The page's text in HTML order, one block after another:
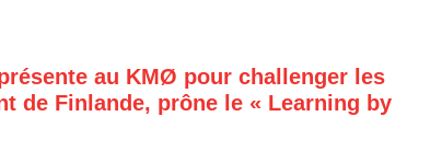
au KMØ pour challenger les
de Finlande, prône le « Learning by